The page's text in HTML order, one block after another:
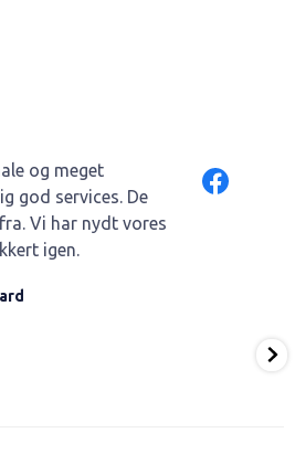
og meget
god services. De
Vi har nydt vores
igen.